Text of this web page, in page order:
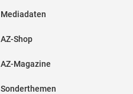
Mediadaten
AZ-Shop
AZ-Magazine
Sonderthemen